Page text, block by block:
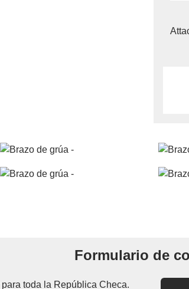
Formulario de
para toda la República Checa.